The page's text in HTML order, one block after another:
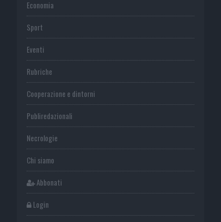
Economia
Sport
Eventi
Rubriche
Cooperazione e dintorni
Publiredazionali
Necrologie
Chi siamo
Abbonati
Login